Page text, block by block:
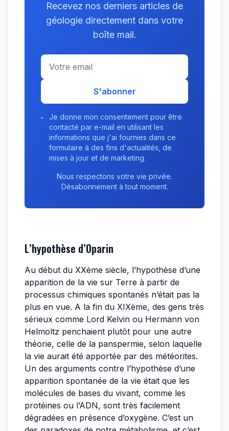
Recevez nos derniers articles de
géologie directement dans votre
boîte mail.
S'abonner
Je donne mon consentement pour être
contacté par e-mail en utilisant les
informations que j'ai fournies dans ce
formulaire à des fins d'actualités, de
mises à jour et de marketing.
Nous respectons votre vie privée.
Désabonnement à tout moment.
L’hypothèse d’Oparin
Au début du XXème siècle, l’hypothèse d’une
apparition de la vie sur Terre à partir de
processus chimiques spontanés n’était pas la
plus en vue. A la fin du XIXème, des gens très
sérieux comme Lord Kelvin ou Hermann von
Helmoltz penchaient plutôt pour une autre
théorie, celle de la panspermie, selon laquelle
la vie aurait été apportée par des météorites.
Un des arguments contre l’hypothèse d’une
apparition spontanée de la vie était que les
molécules de bases du vivant, comme les
protéines ou l’ADN, sont très facilement
dégradées en présence d’oxygène. C’est un